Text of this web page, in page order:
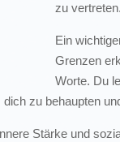
zu vertreten.
Ein
Grenzen
Worte. Du
zu behaupten
Stärke und